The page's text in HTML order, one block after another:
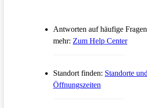
Antworten auf häufige
mehr: Zum Help CenterÖffnet
Standort finden: Standorte und
Öffnungszeiten